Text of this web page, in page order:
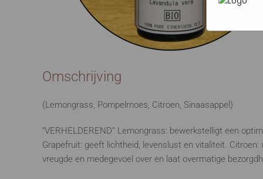
Omschrijving
(Lemongrass, Pompelmoes, Citroen, Sinaasappel)
“VERHELDEREND” Lemongrass: bewerkstelligt een
Grapefruit: geeft lichtheid, levenslust en vitaliteit.
vreugde en medegevoel over en laat overmatige